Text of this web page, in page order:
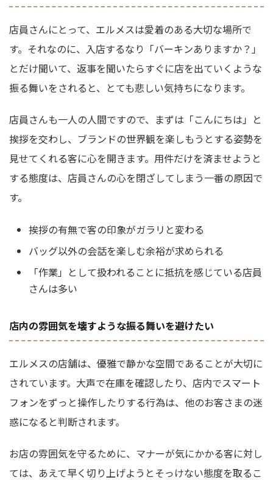
店員さんにとって、エルメスは愛着のある大切な場所で
す。それなのに、入店するなり「バーキンありますか？」
とだけ聞いて、返事を聞いたらすぐに店を出ていくような
振る舞いをされると、とても悲しい気持ちになります。
店員さんも一人の人間ですので、まずは「こんにちは」と
挨拶を交わし、ブランドの世界観を楽しもうとする姿勢を
見せてくれる客に心を開きます。用件だけを済ませようと
する態度は、店員さんの心を閉ざしてしまう一番の原因で
す。
挨拶の有無で客の印象がガラリと変わる
バッグ以外の会話を楽しむ余裕が求められる
「作業」として扱われることに抵抗を感じている店員
さんは多い
店内の雰囲気を壊すような振る舞いを避けたい
エルメスの店舗は、優雅で静かな空間であることが大切に
されています。大声で在庫を確認したり、店内でスマート
フォンをずっと操作したりする行為は、他のお客さまの迷
惑になると判断されます。
お店の雰囲気を守るために、マナーが気にかかる客に対し
ては、あえて早く切り上げようとそっけない態度を取るこ